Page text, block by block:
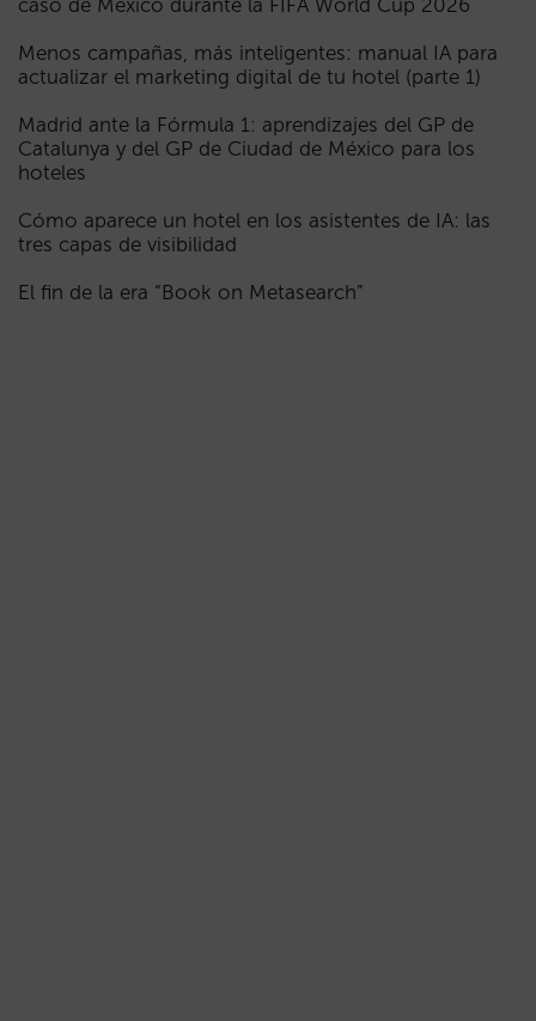
caso de México durante la FIFA World Cup 2026
Menos campañas, más inteligentes: manual IA para
actualizar el marketing digital de tu hotel (parte 1)
Madrid ante la Fórmula 1: aprendizajes del GP de
Catalunya y del GP de Ciudad de México para los
hoteles
Cómo aparece un hotel en los asistentes de IA: las
tres capas de visibilidad
El fin de la era “Book on Metasearch”